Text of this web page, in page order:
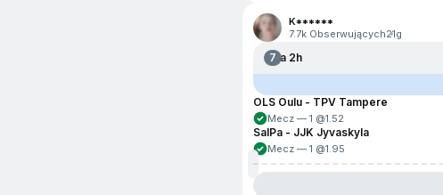
K******
7.7k Obserwujących21g
7Za 2h
OLS Oulu - TPV Tampere
Mecz — 1 @1.52
SalPa - JJK Jyvaskyla
Mecz — 1 @1.95